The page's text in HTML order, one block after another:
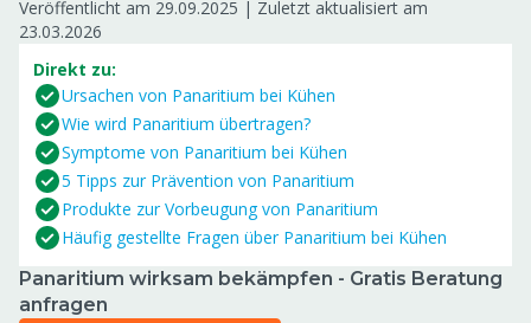
Veröffentlicht am 29.09.2025 | Zuletzt aktualisiert am
23.03.2026
Direkt zu:
Ursachen von Panaritium bei Kühen
Wie wird Panaritium übertragen?
Symptome von Panaritium bei Kühen
5 Tipps zur Prävention von Panaritium
Produkte zur Vorbeugung von Panaritium
Häufig gestellte Fragen über Panaritium bei Kühen
Panaritium wirksam bekämpfen - Gratis Beratung
anfragen